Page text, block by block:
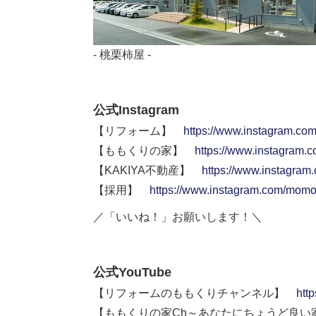
- 桃栗柿屋 -
公式Instagram
【リフォーム】
https://
【ももくりの家】
https://
【KAKIYA不動産】
https://
【採用】
https://www.instagram.com/
／「いいね！」お願いします！＼
公式YouTube
【リフォームのももくりチャンネル】
【ももくりの家Ch～あなたにちょうど良